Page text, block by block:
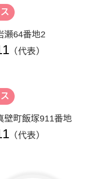
瀬64番地2
（代表）
壁町飯塚911番地
（代表）